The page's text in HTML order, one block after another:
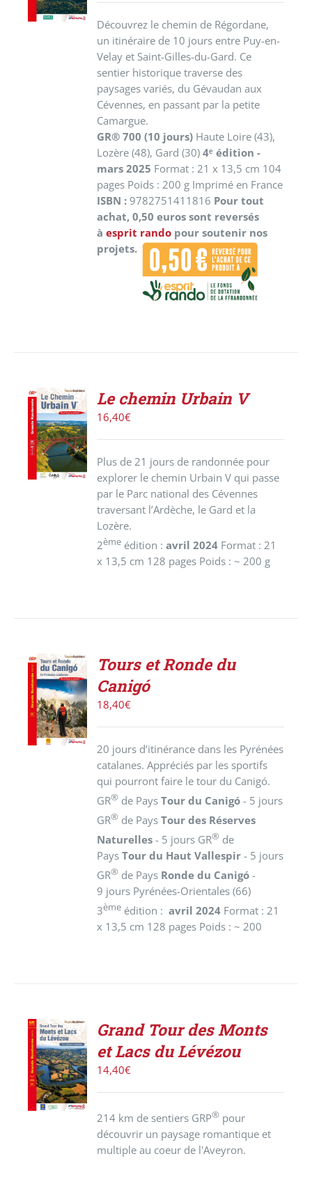
DÉTAILS
Découvrez le chemin de Régordane,
un itinéraire de 10 jours entre Puy-en-
Velay et Saint-Gilles-du-Gard. Ce
sentier historique traverse des
paysages variés, du Gévaudan aux
Cévennes, en passant par la petite
Camargue.
GR® 700 (10 jours) Haute Loire (43),
Lozère (48), Gard (30)4ᵉ édition -
mars 2025 Format : 21 x 13,5 cm 104
pages Poids : 200 g Imprimé en France
ISBN : 9782751411816 Pour tout
achat, 0,50 euros sont reversés
àesprit rando pour soutenir nos
projets.
AJOUTER
AU
PANIER
/
DÉTAILS
Le chemin Urbain V
16,40€
Plus de 21 jours de randonnée pour
explorer le chemin Urbain V qui passe
par le Parc national des Cévennes
traversant l’Ardèche, le Gard et la
Lozère.
2ème édition :avril 2024 Format : 21
x 13,5 cm 128 pages Poids : ~ 200 g
AJOUTER
AU
PANIER
/
DÉTAILS
Tours et Ronde du
Canigó
18,40€
20 jours d’itinérance dans les Pyrénées
catalanes. Appréciés par les sportifs
qui pourront faire le tour du Canigó.
GR® de PaysTour du Canigó - 5 jours
GR® de PaysTour des Réserves
Naturelles - 5 jours GR® de
PaysTour du Haut Vallespir - 5 jours
GR® de Pays Ronde du Canigó -
9 jours Pyrénées-Orientales (66)
3ème édition : avril 2024 Format : 21
x 13,5 cm 128 pages Poids : ~ 200
AJOUTER
AU
PANIER
/
DÉTAILS
Grand Tour des Monts
et Lacs du Lévézou
14,40€
214 km de sentiers GRP® pour
découvrir un paysage romantique et
multiple au coeur de l'Aveyron.